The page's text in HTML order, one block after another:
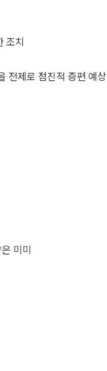
조치
전제로 점진적 증편 예상
미미